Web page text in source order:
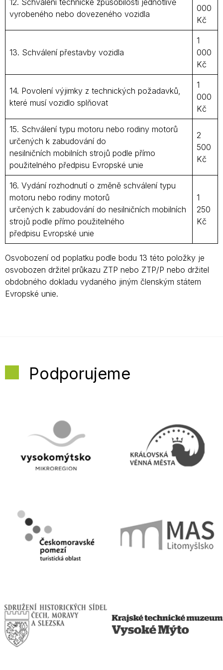
12. Schválení technické způsobilosti jednotlivě
vyrobeného nebo dovezeného vozidla
000
Kč
13. Schválení přestavby vozidla
1
000
Kč
14. Povolení výjimky z technických požadavků,
které musí vozidlo splňovat
1
000
Kč
15. Schválení typu motoru nebo rodiny motorů
určených k zabudování do
nesilničních mobilních strojů podle přímo
použitelného předpisu Evropské unie
2
500
Kč
16. Vydání rozhodnutí o změně schválení typu
motoru nebo rodiny motorů
určených k zabudování do nesilničních mobilních
strojů podle přímo použitelného
předpisu Evropské unie
1
250
Kč
Osvobození od poplatku podle bodu 13 této položky je
osvobozen držitel průkazu ZTP nebo ZTP/P nebo držitel
obdobného dokladu vydaného jiným členským státem
Evropské unie.
Podporujeme